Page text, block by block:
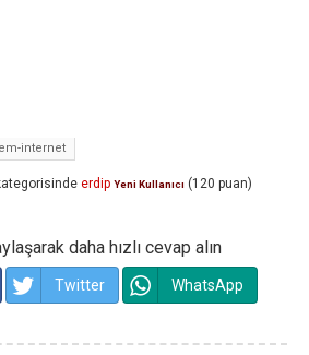
internet
erdip Yeni Kullanıcı (120 puan)
daha hızlı cevap alın
Twitter WhatsApp